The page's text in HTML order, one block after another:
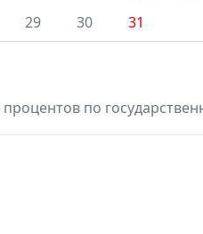
29 30 31
по